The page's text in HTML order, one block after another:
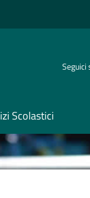
Seguici
Scolastici